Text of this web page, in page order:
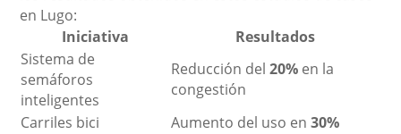
en Lugo:
Iniciativa
Resultados
Sistema de
semáforos
inteligentes
Reducción del20% en la
congestión
Carriles bici
Aumento del uso en30%